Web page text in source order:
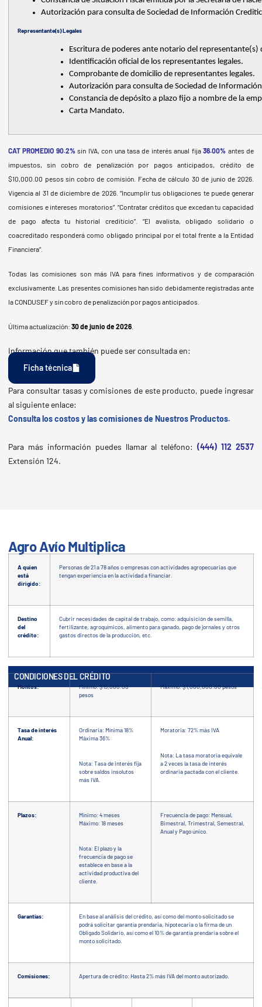
Autorización para consulta de Sociedad de Información
Representante(s) Legales
Escritura de poderes ante notario del representante(s)
Identificación oficial de los representantes legales.
Comprobante de domicilio de representantes legales.
Autorización para consulta de Sociedad de
Constancia de depósito a plazo fijo a nombre de la
Carta Mandato.
CAT PROMEDIO 90.2%sin IVA, con una tasa de interés anual fija36.00% antes de
impuestos, sin cobro de penalización por pagos anticipados, crédito de
$10,000.00 pesos sin cobro de comisión. Fecha de cálculo 30 de junio de 2026
Vigencia al 31 de diciembre de 2026. “Incumplir tus obligaciones te puede generar
comisiones e intereses moratorios”. “Contratar créditos que excedan tu capacidad
de pago afecta tu historial crediticio”. “El avalista, obligado solidario o
coacreditado responderá como obligado principal por el total frente a la Entidad
Financiera”.
Todas las comisiones son más IVA para fines informativos y de comparación
exclusivamente. Las presentes comisiones han sido debidamente registradas ante
la CONDUSEF y sin cobro de penalización por pagos anticipados.
Última actualización: 30 de junio de 2026
Información que también puede ser consultada en:
Ficha técnica
Para consultar tasas y comisiones de este producto, puede ingresar
al siguiente enlace:
Consulta los costos y las comisiones de Nuestros Productos.
Para más información puedes llamar al teléfono:(444) 112 2537
Extensión 124.
Agro Avío Multiplica
A quien
está
dirigido:
Personas de 21 a 78 años o empresas con actividades agropecuarias que
tengan experiencia en la actividad a financiar.
Destino
del
crédito:
Cubrir necesidades de capital de trabajo, como: adquisición de semilla,
fertilizante, agroquímicos, alimento para ganado, pago de jornales y otros
gastos directos de la producción, etc.
CONDICIONES DEL CRÉDITO
Montos:
Mínimo: $15,000.00
pesos
Máximo: $1,000,000.00 pesos
Tasa de interés
Anual:
Ordinaria: Mínima 18%
Máxima 36%
Nota: Tasa de interés fija
sobre saldos insolutos
más IVA.
Moratoria: 72% más IVA
Nota: La tasa moratoria equivale
a 2 veces la tasa de interés
ordinaria pactada con el cliente.
Plazos:
Mínimo: 4 meses
Máximo: 18 meses
Nota: El plazo y la
frecuencia de pago se
establece en base a la
actividad productiva del
cliente.
Frecuencia de pago: Mensual,
Bimestral, Trimestral, Semestral,
Anual y Pago único.
Garantías:
En base al análisis del crédito, así como del monto solicitado se
podrá solicitar garantía prendaria, hipotecaria o la firma de un
Obligado Solidario, así como el 10% de garantía prendaria sobre el
monto solicitado.
Comisiones: Apertura de crédito: Hasta 2% más IVA del monto autorizado.